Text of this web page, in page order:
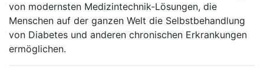
von modernsten Medizintechnik-Lösungen, die
Menschen auf der ganzen Welt die Selbstbehandlung
von Diabetes und anderen chronischen Erkrankungen
ermöglichen.